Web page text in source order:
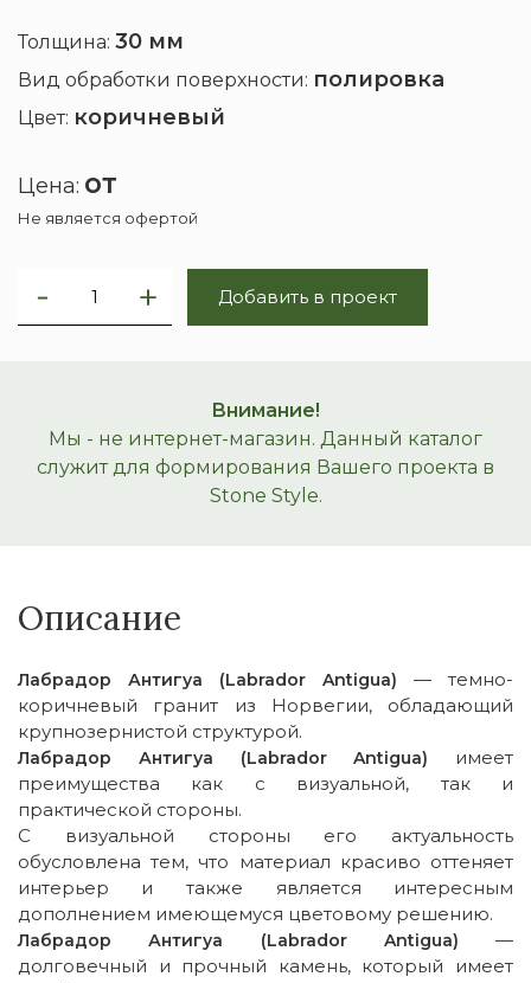
Толщина: 30 мм
Вид обработки поверхности: полировка
Цвет: коричневый
Цена: от
Не является офертой
Добавить в проект
Внимание!
Мы - не интернет-магазин. Данный каталог
служит для формирования Вашего проекта в
Stone Style.
Описание
Лабрадор Антигуа (Labrador Antigua) — темно-
коричневый гранит из Норвегии, обладающий
крупнозернистой структурой.
Лабрадор Антигуа (Labrador Antigua) имеет
преимущества как с визуальной, так и
практической стороны.
С визуальной стороны его актуальность
обусловлена тем, что материал красиво оттеняет
интерьер и также является интересным
дополнением имеющемуся цветовому решению.
Лабрадор Антигуа (Labrador Antigua) —
долговечный и прочный камень, который имеет